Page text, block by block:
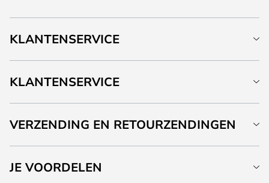
KLANTENSERVICE
KLANTENSERVICE
VERZENDING EN RETOURZENDINGEN
JE VOORDELEN